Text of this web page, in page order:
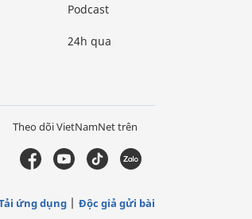
Podcast
24h qua
Theo dõi VietNamNet trên
ứng dụng
Độc giả gửi bài